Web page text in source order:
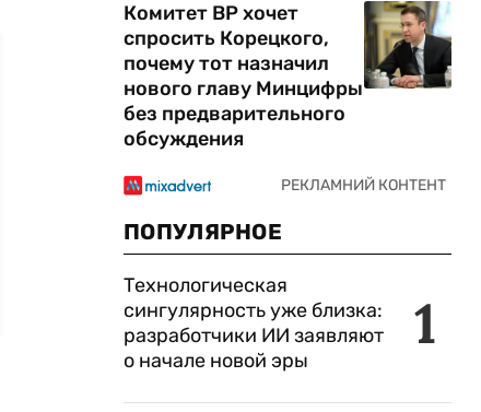
Комитет ВР хочет
спросить Корецкого,
почему тот назначил
нового главу Минцифры
без предварительного
обсуждения
ПОПУЛЯРНОЕ
1
Технологическая
сингулярность уже близка:
разработчики ИИ заявляют
о начале новой эры